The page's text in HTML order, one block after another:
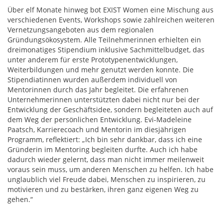
Über elf Monate hinweg bot EXIST Women eine Mischung aus
verschiedenen Events, Workshops sowie zahlreichen weiteren
Vernetzungsangeboten aus dem regionalen
Gründungsökosystem. Alle Teilnehmerinnen erhielten ein
dreimonatiges Stipendium inklusive Sachmittelbudget, das
unter anderem für erste Prototypenentwicklungen,
Weiterbildungen und mehr genutzt werden konnte. Die
Stipendiatinnen wurden außerdem individuell von
Mentorinnen durch das Jahr begleitet. Die erfahrenen
Unternehmerinnen unterstützten dabei nicht nur bei der
Entwicklung der Geschäftsidee, sondern begleiteten auch auf
dem Weg der persönlichen Entwicklung. Evi-Madeleine
Paatsch, Karrierecoach und Mentorin im diesjährigen
Programm, reflektiert: „Ich bin sehr dankbar, dass ich eine
Gründerin im Mentoring begleiten durfte. Auch ich habe
dadurch wieder gelernt, dass man nicht immer meilenweit
voraus sein muss, um anderen Menschen zu helfen. Ich habe
unglaublich viel Freude dabei, Menschen zu inspirieren, zu
motivieren und zu bestärken, ihren ganz eigenen Weg zu
gehen.“